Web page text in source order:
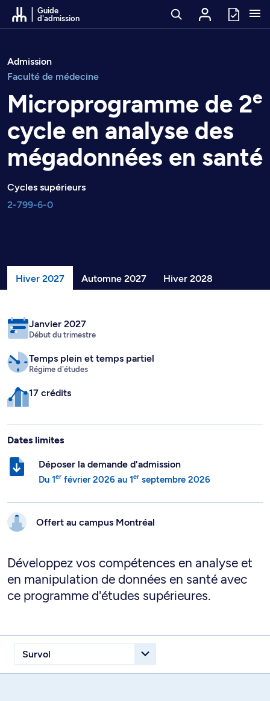
Passer au contenu
Guide
d'admission
Admission
Faculté de médecine
Microprogramme de 2e
cycle en analyse des
mégadonnées en santé
Cycles supérieurs
2-799-6-0
Hiver 2027 Automne 2027 Hiver 2028
Janvier 2027
Début du trimestre
Temps plein et temps partiel
Régime d'études
17 crédits
Dates limites
Déposer la demande d'admission
Du 1er février 2026 au 1er septembre 2026
Offert au campus Montréal
Développez vos compétences en analyse et
en manipulation de données en santé avec
ce programme d'études supérieures.